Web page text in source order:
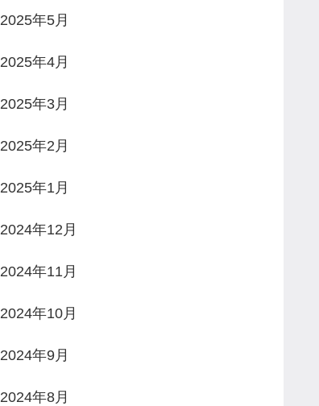
2025年5月
2025年4月
2025年3月
2025年2月
2025年1月
2024年12月
2024年11月
2024年10月
2024年9月
2024年8月